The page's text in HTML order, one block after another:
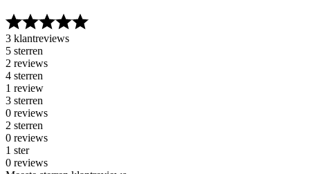
3 klantreviews
5 sterren
2 reviews
4 sterren
1 review
3 sterren
0 reviews
2 sterren
0 reviews
1 ster
0 reviews